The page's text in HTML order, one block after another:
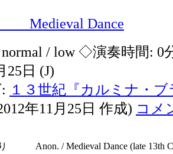
Dance
/ low ◇演奏時間: 0
25日 (J)
１３世紀『カルミナ・
年11月25日 作成) コメ
Anon. / Medieval Dance (late 13th